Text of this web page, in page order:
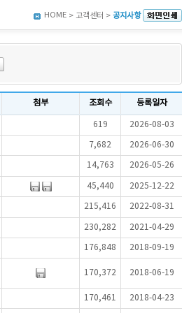
HOME > 고객센터 > 공지사항
첨부 조회수 등록일자
619 2026-08-03
7,682 2026-06-30
14,763 2026-05-26
45,440 2025-12-22
215,416 2022-08-31
230,282 2021-04-29
176,848 2018-09-19
170,372 2018-06-19
170,461 2018-04-23